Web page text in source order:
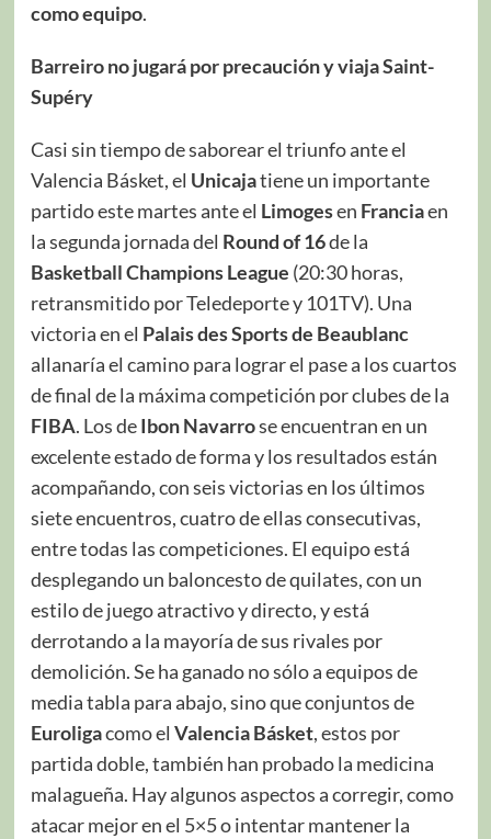
como equipo.
Barreiro no jugará por precaución y viaja Saint-
Supéry
Casi sin tiempo de saborear el triunfo ante el
Valencia Básket, el Unicajatiene un importante
partido este martes ante el Limogesen Franciaen
la segunda jornada del Round of 16de la
Basketball Champions League (20:30 horas,
retransmitido por Teledeporte y 101TV). Una
victoria en el Palais des Sports de Beaublanc
allanaría el camino para lograr el pase a los cuartos
de final de la máxima competición por clubes de la
FIBA. Los deIbon Navarrose encuentran en un
excelente estado de forma y los resultados están
acompañando, con seis victorias en los últimos
siete encuentros, cuatro de ellas consecutivas,
entre todas las competiciones. El equipo está
desplegando un baloncesto de quilates, con un
estilo de juego atractivo y directo, y está
derrotando a la mayoría de sus rivales por
demolición. Se ha ganado no sólo a equipos de
media tabla para abajo, sino que conjuntos de
Euroligacomo el Valencia Básket, estos por
partida doble, también han probado la medicina
malagueña. Hay algunos aspectos a corregir, como
atacar mejor en el 5×5 o intentar mantener la